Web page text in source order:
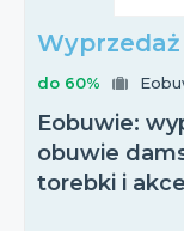
Wyprzedaż
do 60%
Eobuwie:
obuwie
torebki i